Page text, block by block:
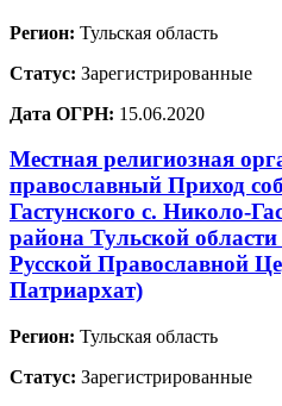
Регион: Тульская область
Статус: Зарегистрированные
Дата ОГРН: 15.06.2020
Местная религиозная
православный Приход
Гастунского с. Николо-
района Тульской
Русской Православной
Патриархат)
Регион: Тульская область
Статус: Зарегистрированные